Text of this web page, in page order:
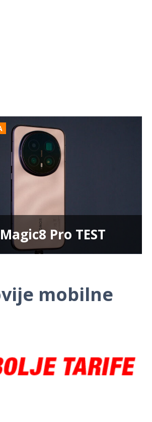
Pro TEST
mobilne